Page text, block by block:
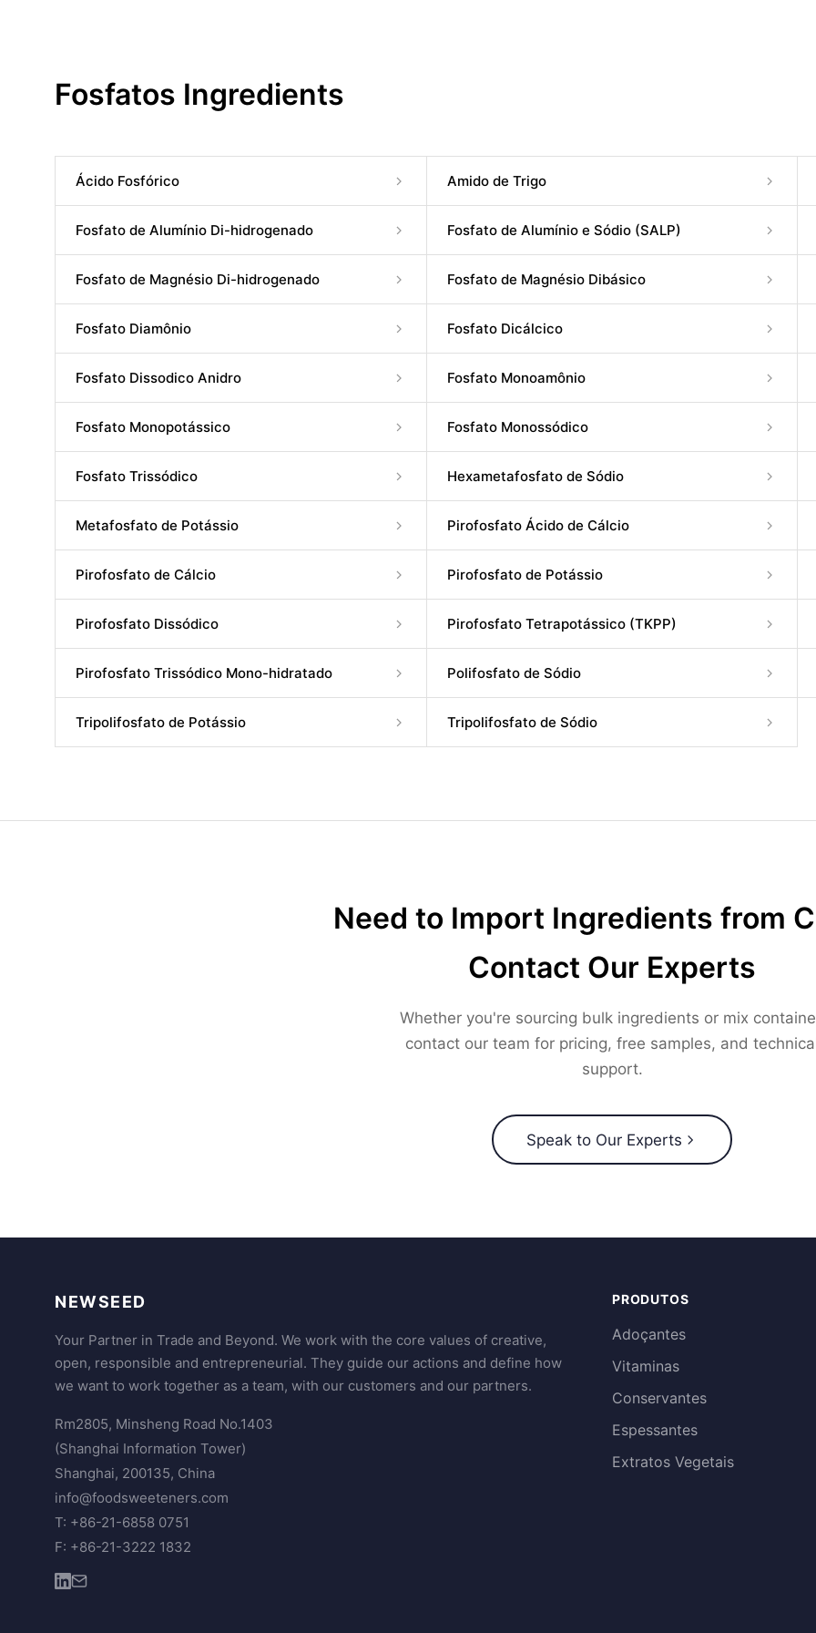
Fosfatos Ingredients
Ácido Fosfórico Amido de Trigo
Fosfato de Alumínio Di-hidrogenado Fosfato de Alumínio e Sódio (SALP)
Fosfato de Magnésio Di-hidrogenado Fosfato de Magnésio Dibásico
Fosfato Diamônio Fosfato Dicálcico
Fosfato Dissodico Anidro Fosfato Monoamônio
Fosfato Monopotássico Fosfato Monossódico
Fosfato Trissódico Hexametafosfato de Sódio
Metafosfato de Potássio Pirofosfato Ácido de Cálcio
Pirofosfato de Cálcio Pirofosfato de Potássio
Pirofosfato Dissódico Pirofosfato Tetrapotássico (TKPP)
Pirofosfato Trissódico Mono-hidratado Polifosfato de Sódio
Tripolifosfato de Potássio Tripolifosfato de Sódio
Need to Import Ingredients from
Contact Our Experts
Whether you're sourcing bulk ingredients or mix
contact our team for pricing, free samples, and
support.
Speak to Our Experts
NEWSEED
Your Partner in Trade and Beyond. We work with the core values of creative,
open, responsible and entrepreneurial. They guide our actions and define how
we want to work together as a team, with our customers and our partners.
Rm2805, Minsheng Road No.1403
(Shanghai Information Tower)
Shanghai, 200135, China
info@foodsweeteners.com
T: +86-21-6858 0751
F: +86-21-3222 1832
PRODUTOS
Adoçantes
Vitaminas
Conservantes
Espessantes
Extratos Vegetais